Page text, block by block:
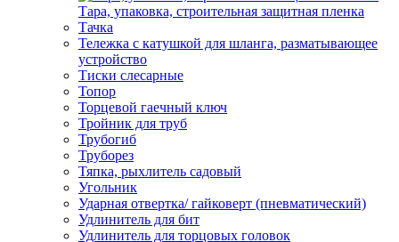
Тара, упаковка, строительная защитная пленка
Тачка
Тележка с катушкой для шланга, разматывающее
устройство
Тиски слесарные
Топор
Торцевой гаечный ключ
Тройник для труб
Трубогиб
Труборез
Тяпка, рыхлитель садовый
Угольник
Ударная отвертка/ гайковерт (пневматический)
Удлинитель для бит
Удлинитель для торцовых головок